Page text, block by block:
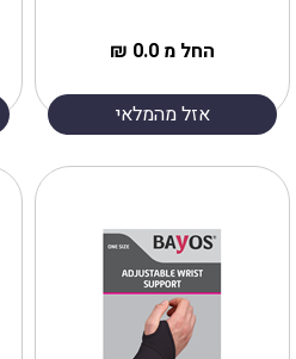
החל מ 0.0 ₪
אזל מהמלאי